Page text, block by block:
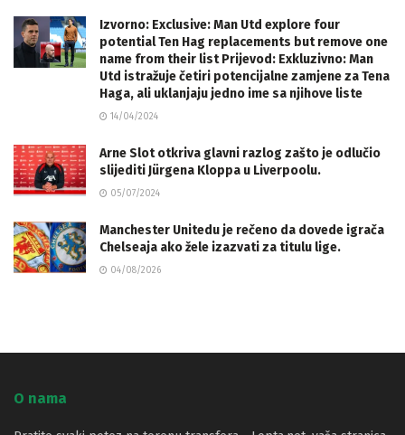
Izvorno: Exclusive: Man Utd explore four
potential Ten Hag replacements but remove one
name from their list Prijevod: Exkluzivno: Man
Utd istražuje četiri potencijalne zamjene za Tena
Haga, ali uklanjaju jedno ime sa njihove liste
14/04/2024
Arne Slot otkriva glavni razlog zašto je odlučio
slijediti Jürgena Kloppa u Liverpoolu.
05/07/2024
Manchester Unitedu je rečeno da dovede igrača
Chelseaja ako žele izazvati za titulu lige.
04/08/2026
O nama